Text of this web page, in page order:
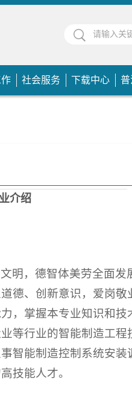
社会服务 下载中心 普
介绍
明，德智体美劳全面发
德、创新意识，爱岗敬
，掌握本专业知识和技
等行业的智能制造工程
智能制造控制系统安装
技能人才。